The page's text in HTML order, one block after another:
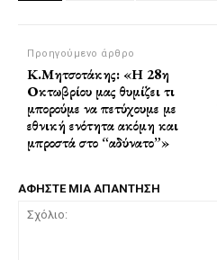
Προηγούμενο άρθρο
Κ.Μητσοτάκης: «Η 28η
Οκτωβρίου μας θυμίζει τι
μπορούμε να πετύχουμε με
εθνική ενότητα ακόμη και
μπροστά στο “αδύνατο”»
ΑΦΗΣΤΕ ΜΙΑ ΑΠΑΝΤΗΣΗ